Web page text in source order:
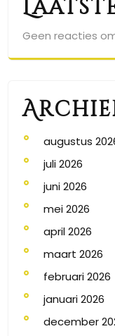
Geen reacties
augustus
juli 2026
juni 2026
mei 2026
april 2026
maart 2026
februari 2026
januari 2026
december